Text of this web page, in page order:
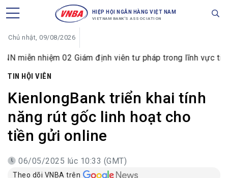
HIỆP HỘI NGÂN HÀNG VIỆT NAM
VIETNAM BANK'S ASSOCIATION
Chủ nhật, 09/08/2026
nhiệm 02 Giám định viên tư pháp trong lĩnh vực tiền tệ và
TIN HỘI VIÊN
KienlongBank triển khai tính
năng rút gốc linh hoạt cho
tiền gửi online
06/05/2025 lúc 10:33 (GMT)
Theo dõi VNBA trên